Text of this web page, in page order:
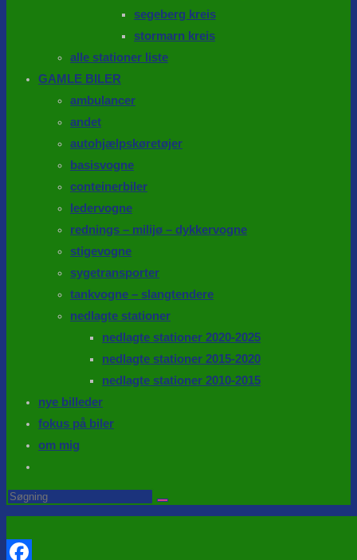
segeberg kreis
stormarn kreis
alle stationer liste
GAMLE BILER
ambulancer
andet
autohjælpskøretøjer
basisvogne
conteinerbiler
ledervogne
rednings – milijø – dykkervogne
stigevogne
sygetransporter
tankvogne – slangtendere
nedlagte stationer
nedlagte stationer 2020-2025
nedlagte stationer 2015-2020
nedlagte stationer 2010-2015
nye billeder
fokus på biler
om mig
website
search
Search
this
website